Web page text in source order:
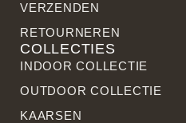
VERZENDEN
RETOURNEREN
COLLECTIES
INDOOR COLLECTIE
OUTDOOR COLLECTIE
KAARSEN